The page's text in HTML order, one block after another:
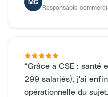
MG
Responsable
“Grâce à CSE : santé
299 salariés), j'ai
opérationnelle du